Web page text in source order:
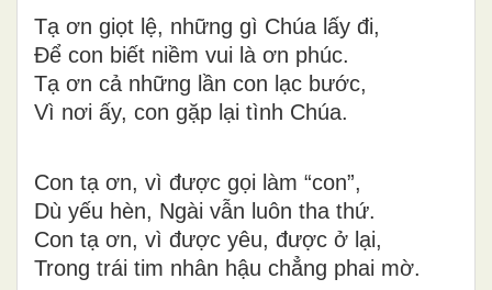
Tạ ơn giọt lệ, những gì Chúa lấy đi,
Để con biết niềm vui là ơn phúc.
Tạ ơn cả những lần con lạc bước,
Vì nơi ấy, con gặp lại tình Chúa.
Con tạ ơn, vì được gọi làm “con”,
Dù yếu hèn, Ngài vẫn luôn tha thứ.
Con tạ ơn, vì được yêu, được ở lại,
Trong trái tim nhân hậu chẳng phai mờ.